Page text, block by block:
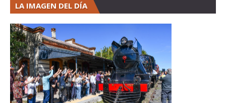
LA IMAGEN DEL DÍA